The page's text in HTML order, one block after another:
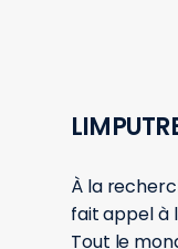
À la
fait appel à
Tout le